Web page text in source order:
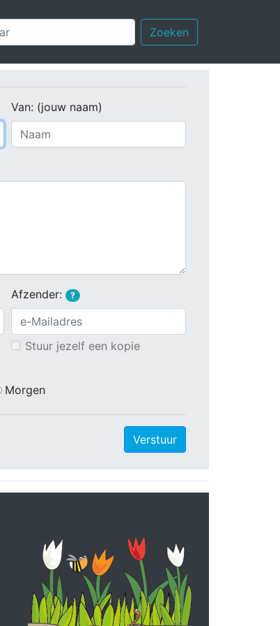
Zoeken
Van: (jouw naam)
Afzender: ?
Stuur jezelf een kopie
Morgen
Verstuur